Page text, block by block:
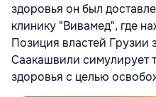
здоровья он был
клинику "Вивамед", где
Позиция властей Грузии
Саакашвили симулирует
здоровья с целью